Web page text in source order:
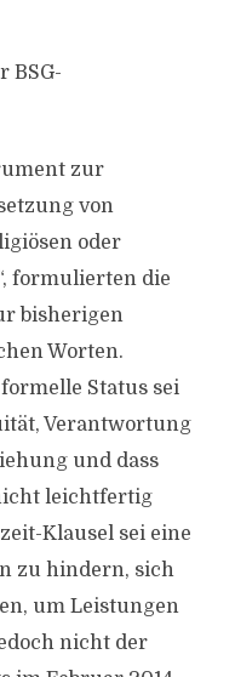
BSG-
zur
von
oder
formulierten die
bisherigen
Worten.
Status sei
Verantwortung
und dass
leichtfertig
Klausel sei eine
zu hindern, sich
um Leistungen
nicht der